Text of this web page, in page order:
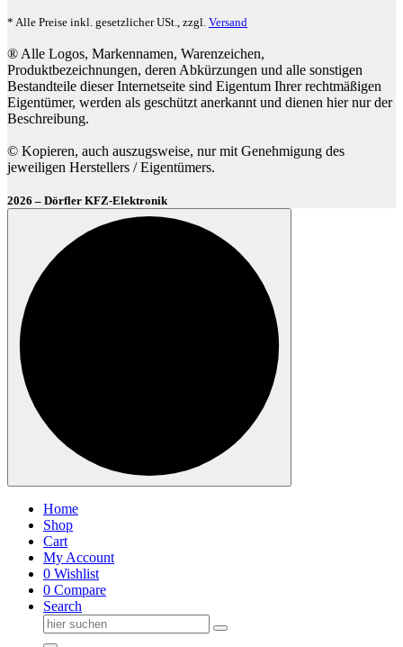
* Alle Preise inkl. gesetzlicher USt., zzgl. Versand
® Alle Logos, Markennamen, Warenzeichen,
Produktbezeichnungen, deren Abkürzungen und alle sonstigen
Bestandteile dieser Internetseite sind Eigentum Ihrer rechtmäßigen
Eigentümer, werden als geschützt anerkannt und dienen hier nur der
Beschreibung.
© Kopieren, auch auszugsweise, nur mit Genehmigung des
jeweiligen Herstellers / Eigentümers.
2026 – Dörfler KFZ-Elektronik
Home
Shop
Cart
My Account
0 Wishlist
0 Compare
Search
Suche
nach: